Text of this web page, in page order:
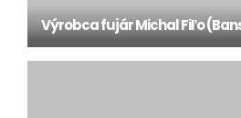
Výrobca fujár Michal Fiľo